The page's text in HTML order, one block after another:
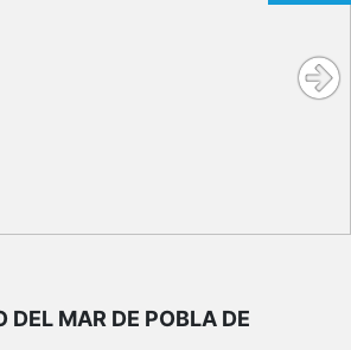
DEL MAR DE POBLA DE